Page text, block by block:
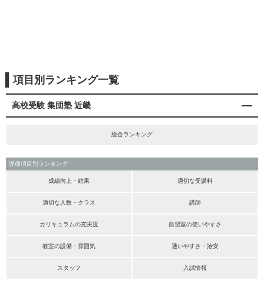
項目別ランキング一覧
高校受験 集団塾 近畿
総合ランキング
評価項目別ランキング
成績向上・結果 適切な受講料
適切な人数・クラス 講師
カリキュラムの充実度 自習室の使いやすさ
教室の設備・雰囲気 通いやすさ・治安
スタッフ 入試情報